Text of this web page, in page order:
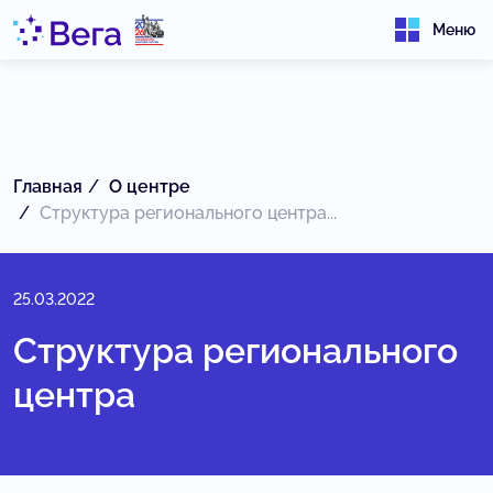
Меню
Главная
О центре
Структура регионального центра...
25.03.2022
Структура регионального
центра